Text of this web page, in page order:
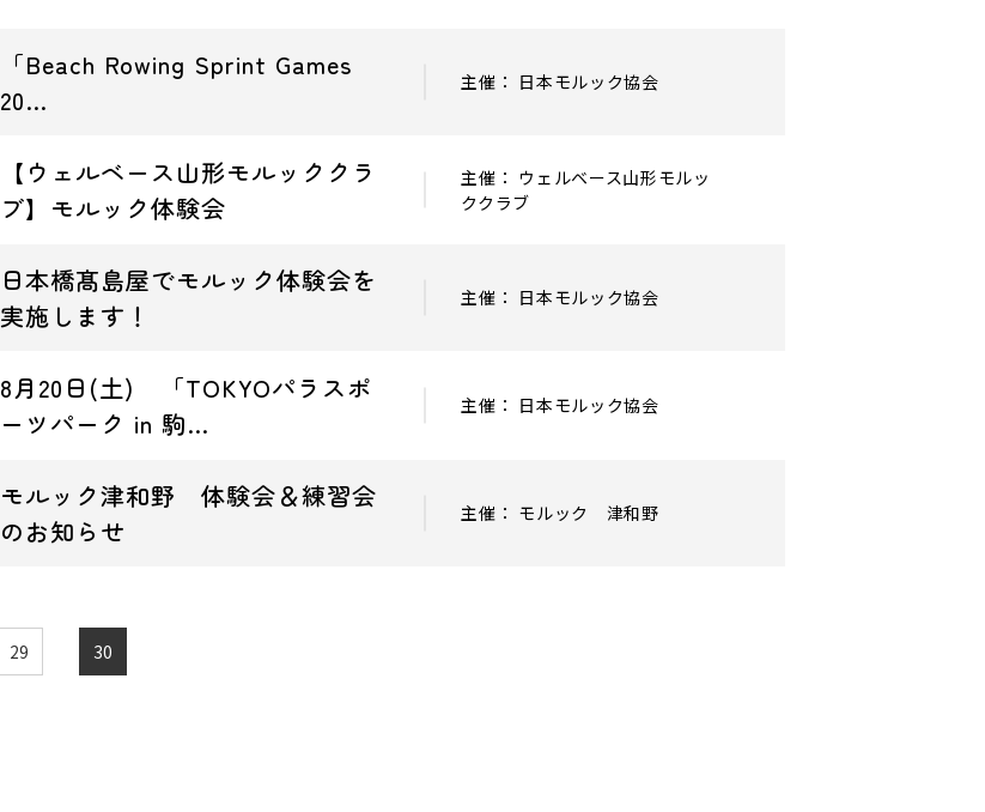
「Beach Rowing Sprint Games
20…
主催： 日本モルック協会
【ウェルベース山形モルッククラ
ブ】モルック体験会
主催： ウェルベース山形モルッ
ククラブ
日本橋髙島屋でモルック体験会を
実施します！
主催： 日本モルック協会
8月20日(土) 「TOKYOパラスポ
ーツパーク in 駒…
主催： 日本モルック協会
モルック津和野 体験会＆練習会
のお知らせ
主催： モルック 津和野
29 30